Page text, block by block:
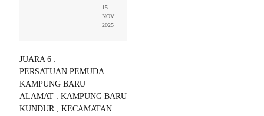
15
NOV
2025
JUARA 6 :
PERSATUAN PEMUDA
KAMPUNG BARU
ALAMAT : KAMPUNG BARU
KUNDUR , KECAMATAN